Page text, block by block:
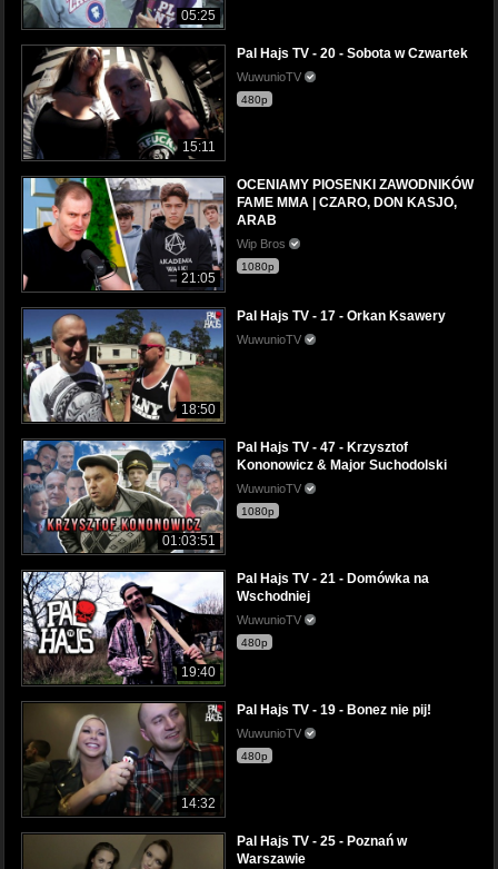
05:25
15:11
Pal Hajs TV - 20 - Sobota w Czwartek
WuwunioTV
480p
21:05
OCENIAMY PIOSENKI ZAWODNIKÓW
FAME MMA | CZARO, DON KASJO,
ARAB
Wip Bros
1080p
18:50
Pal Hajs TV - 17 - Orkan Ksawery
WuwunioTV
01:03:51
Pal Hajs TV - 47 - Krzysztof
Kononowicz & Major Suchodolski
WuwunioTV
1080p
19:40
Pal Hajs TV - 21 - Domówka na
Wschodniej
WuwunioTV
480p
14:32
Pal Hajs TV - 19 - Bonez nie pij!
WuwunioTV
480p
Pal Hajs TV - 25 - Poznań w
Warszawie